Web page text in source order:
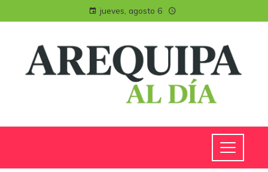
jueves, agosto 6